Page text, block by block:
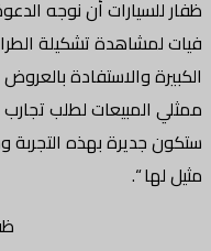
ظفار للسيارات أن نوجه
فيات لمشاهدة تشكيلة
الكبيرة والاستفادة
ممثلي المبيعات لطلب
ستكون جديرة بهذه التجربة
مثيل لها “.